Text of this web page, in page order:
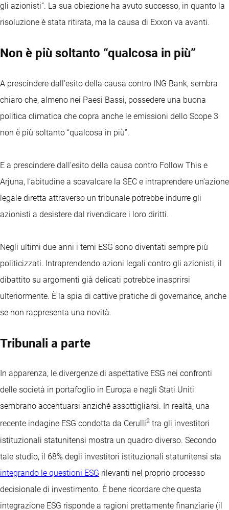
gli azionisti”. La sua obiezione ha avuto successo, in quanto la
risoluzione è stata ritirata, ma la causa di Exxon va avanti.
Non è più soltanto “qualcosa in più”
A prescindere dall’esito della causa contro ING Bank, sembra
chiaro che, almeno nei Paesi Bassi, possedere una buona
politica climatica che copra anche le emissioni dello Scope 3
non è più soltanto “qualcosa in più”.
E a prescindere dall’esito della causa contro Follow This e
Arjuna, l‘abitudine a scavalcare la SEC e intraprendere un’azione
legale diretta attraverso un tribunale potrebbe indurre gli
azionisti a desistere dal rivendicare i loro diritti.
Negli ultimi due anni i temi ESG sono diventati sempre più
politicizzati. Intraprendendo azioni legali contro gli azionisti, il
dibattito su argomenti già delicati potrebbe inasprirsi
ulteriormente. È la spia di cattive pratiche di governance, anche
se non rappresenta una novità.
Tribunali a parte
In apparenza, le divergenze di aspettative ESG nei confronti
delle società in portafoglio in Europa e negli Stati Uniti
sembrano accentuarsi anziché assottigliarsi. In realtà, una
recente indagine ESG condotta da Cerulli2 tra gli investitori
istituzionali statunitensi mostra un quadro diverso. Secondo
tale studio, il 68% degli investitori istituzionali statunitensi sta
integrando le questioni ESG rilevanti nel proprio processo
decisionale di investimento. È bene ricordare che questa
integrazione ESG risponde a ragioni prettamente finanziarie (il